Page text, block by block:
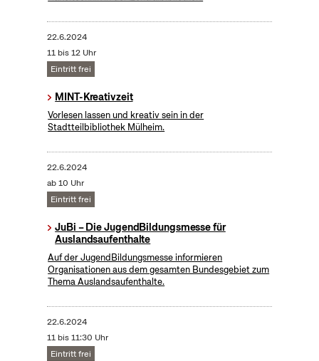
22.6.2024
11 bis 12 Uhr
Eintritt frei
MINT-Kreativzeit
Vorlesen lassen und kreativ sein in der
Stadtteilbibliothek Mülheim.
22.6.2024
ab 10 Uhr
Eintritt frei
JuBi – Die JugendBildungsmesse für
Auslandsaufenthalte
Auf der JugendBildungsmesse informieren
Organisationen aus dem gesamten Bundesgebiet zum
Thema Auslandsaufenthalte.
22.6.2024
11 bis 11:30 Uhr
Eintritt frei